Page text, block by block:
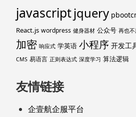
javascriptjquery
React.js wordpress 健身器材 公众号 再也
加密 响应式 学英语 小程序 开发工
CMS 易语言 正则表达式 深度学习 算法逻辑
友情链接
企壹航企服平台